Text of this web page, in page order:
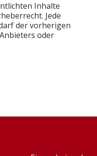
Inhalte
Jede
der vorherigen
oder